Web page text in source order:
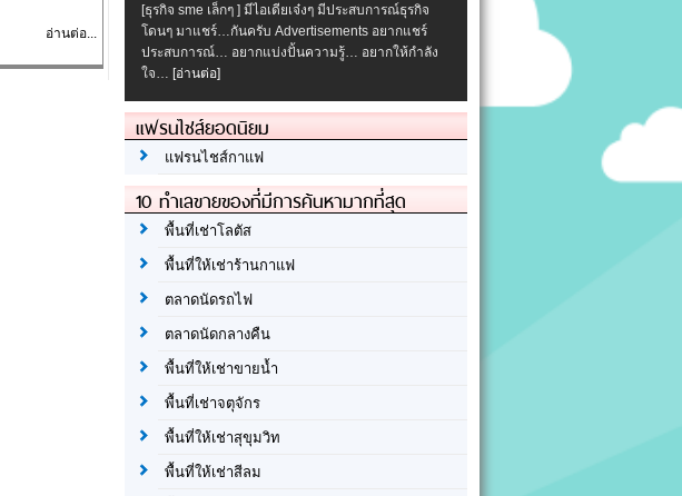
อ่านต่อ...
[ธุรกิจ sme เล็กๆ ] มีไอเดียเจ๋งๆ มีประสบการณ์ธุรกิจ
โดนๆ มาแชร์…กันครับ Advertisements อยากแชร์
ประสบการณ์… อยากแบ่งปั้นความรู้… อยากให้กำลัง
ใจ… [อ่านต่อ]
แฟรนไชส์ยอดนิยม
แฟรนไชส์กาแฟ
10 ทำเลขายของที่มีการค้นหามากที่สุด
พื้นที่เช่าโลตัส
พื้นที่ให้เช่าร้านกาแฟ
ตลาดนัดรถไฟ
ตลาดนัดกลางคืน
พื้นที่ให้เช่าขายน้ำ
พื้นที่เช่าจตุจักร
พื้นที่ให้เช่าสุขุมวิท
พื้นที่ให้เช่าสีลม